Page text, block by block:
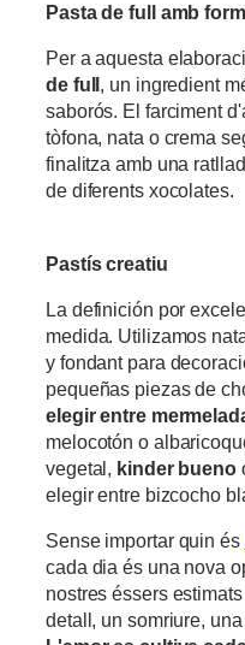
Pasta de full amb
Per a aquesta
de full , un ingredient
saborós. El farciment
tòfona, nata o crema
finalitza amb una
de diferents xocolates.
Pastís creatiu
La definición por
medida. Utilizamos
y fondant para
pequeñas piezas de
elegir entre
melocotón o
vegetal, kinder bueno
elegir entre bizcocho
Sense importar quin és
cada dia és una nova
nostres éssers
detall, un somriure,